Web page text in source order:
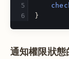
}
通知權限狀態